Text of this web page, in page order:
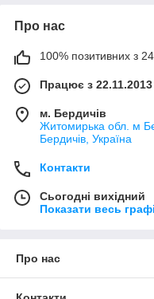
Про нас
100% позитивних з 24
Працює з 22.11.2013
м. Бердичів
Житомирька обл. м
Бердичів, Україна
Контакти
Сьогодні вихідний
Показати весь
Про нас